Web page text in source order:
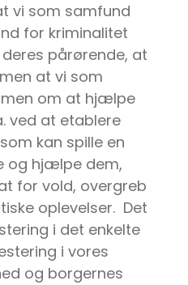
vi som samfund
for kriminalitet
pårørende, at
at vi som
om at hjælpe
ved at etablere
kan spille en
og hjælpe dem,
for vold, overgreb
oplevelser. Det
i det enkelte
i vores
og borgernes